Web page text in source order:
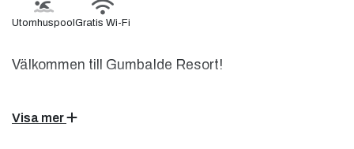
Utomhuspool Gratis Wi-Fi
Välkommen till Gumbalde Resort!
bekvämt i en vacker gotländsk gårdsmiljö med anor
Visa mer